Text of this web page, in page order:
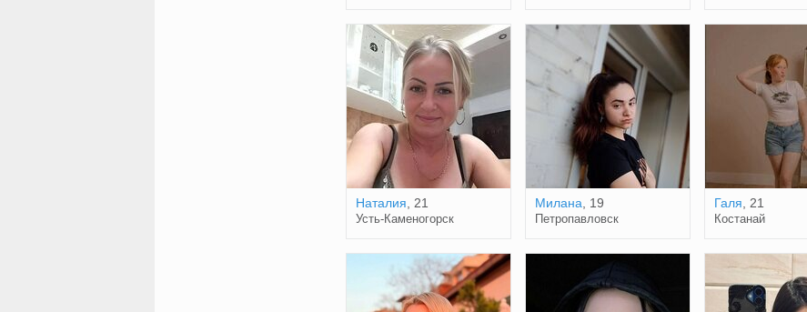
Наталия , 21
Усть-Каменогорск
Милана , 19
Петропавловск
Галя , 21
Костанай